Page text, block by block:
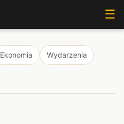
☰
Ekonomia Wydarzenia